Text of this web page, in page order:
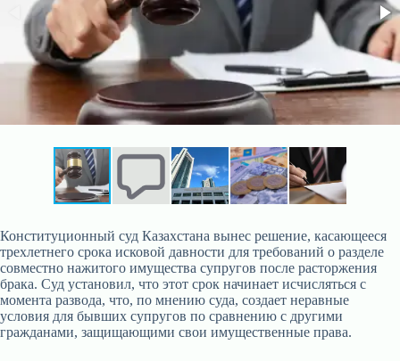
Конституционный суд Казахстана вынес решение, касающееся
трехлетнего срока исковой давности для требований о разделе
совместно нажитого имущества супругов после расторжения
брака. Суд установил, что этот срок начинает исчисляться с
момента развода, что, по мнению суда, создает неравные
условия для бывших супругов по сравнению с другими
гражданами, защищающими свои имущественные права.